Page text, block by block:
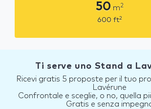
50 m2
600 ft2
Ti serve uno Stand a
Ricevi gratis 5 proposte per il tuo
Lavérune
Confrontale e sceglie, o no, quella
Gratis e senza